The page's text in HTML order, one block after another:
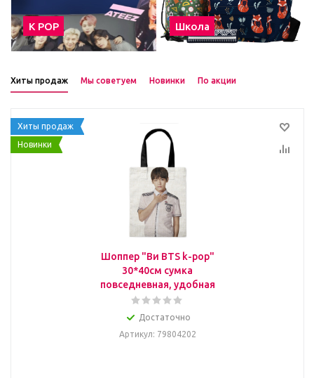
К POP Школа
Хиты продаж Мы советуем Новинки По акции
Хиты продаж
Новинки
Шоппер "Ви BTS k-pop"
30*40см сумка
повседневная, удобная
Достаточно
Артикул: 79804202